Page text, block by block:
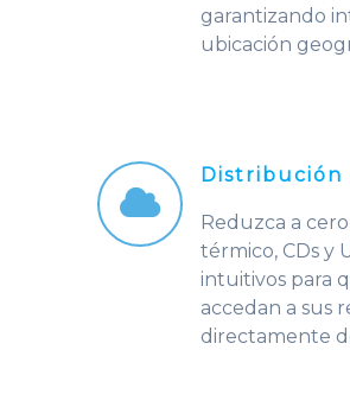
garantizando
ubicación
Distribución
Reduzca a
térmico, CDs y
intuitivos para
accedan a sus
directamente